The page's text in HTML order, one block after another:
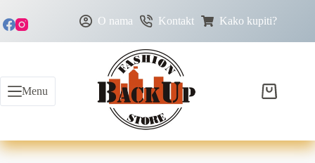
O nama Kontakt Kako kupiti?
Menu